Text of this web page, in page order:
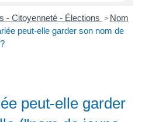
- Citoyenneté - Élections > Nom
peut-elle garder son nom de
peut-elle garder